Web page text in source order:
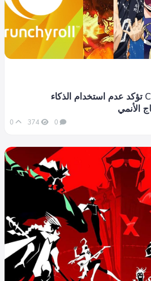
منصة Crunchyroll تؤكد عدم استخدام الذكاء
الأنمي
0
374